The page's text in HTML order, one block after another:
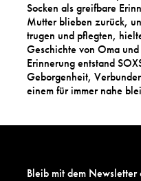
Socken als greifbare
Mutter blieben zurück,
trugen und pflegten,
Geschichte von Oma
Erinnerung entstand
Geborgenheit,
einem für immer nahe
Bleib mit dem Newsletter